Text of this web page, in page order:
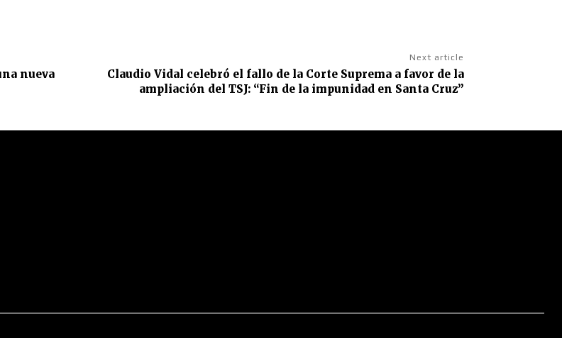
nueva
Next article
Claudio Vidal celebró el fallo de la Corte Suprema a favor de la
ampliación del TSJ: “Fin de la impunidad en Santa Cruz”